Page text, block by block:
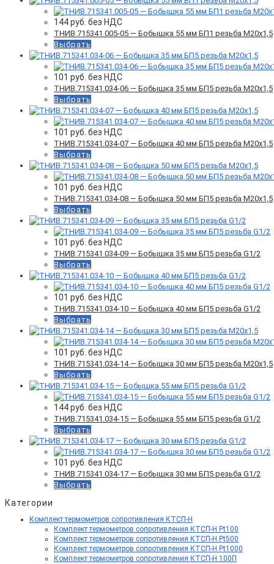
144руб. без НДС
ТНИВ.715341.005-05 — Бобышка 55 мм БП1 резьба М20х1,5
Выбрать
101 руб. без НДС
ТНИВ.715341.034-06 — Бобышка 35 мм БП5 резьба М20х1,5
Выбрать
101 руб. без НДС
ТНИВ.715341.034-07 — Бобышка 40 мм БП5 резьба М20х1,5
Выбрать
101 руб. без НДС
ТНИВ.715341.034-08 — Бобышка 50 мм БП5 резьба М20х1,5
Выбрать
101 руб. без НДС
ТНИВ.715341.034-09 — Бобышка 35 мм БП5 резьба G1/2
Выбрать
101 руб. без НДС
ТНИВ.715341.034-10 — Бобышка 40 мм БП5 резьба G1/2
Выбрать
101 руб. без НДС
ТНИВ.715341.034-14 — Бобышка 30 мм БП5 резьба М20х1,5
Выбрать
144руб. без НДС
ТНИВ.715341.034-15 — Бобышка 55 мм БП5 резьба G1/2
Выбрать
101 руб. без НДС
ТНИВ.715341.034-17 — Бобышка 30 мм БП5 резьба G1/2
Выбрать
Категории
Комплект термометров сопротивления КТСП-Н
Комплект термометров сопротивления КТСП-Н Pt100
Комплект термометров сопротивления КТСП-Н Pt500
Комплект термометров сопротивления КТСП-Н Pt1000
Комплект термометров сопротивления КТСП-Н 100П